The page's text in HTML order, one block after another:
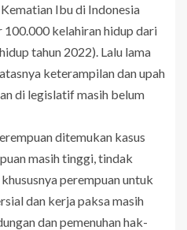
Ibu di Indonesia
kelahiran hidup dari
tahun 2022). Lalu lama
keterampilan dan upah
di legislatif masih belum
ditemukan kasus
masih tinggi, tindak
perempuan untuk
dan kerja paksa masih
dan pemenuhan hak-